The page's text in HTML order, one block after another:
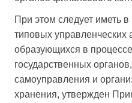
При этом следует иметь
типовых управленческих
образующихся в
государственных
самоуправления и
хранения, утвержден